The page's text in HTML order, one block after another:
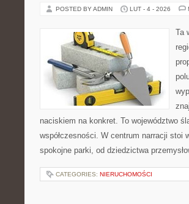
POSTED BY ADMIN LUT - 4 - 2026
Ta
naciskiem na konkret. To województwo
współczesności. W centrum narracji stoi
spokojne parki, od dziedzictwa
CATEGORIES: NIERUCHOMOŚCI